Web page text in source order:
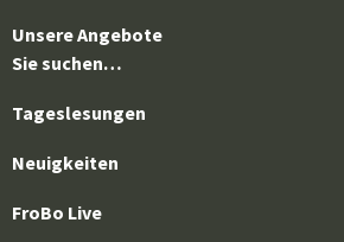
Unsere Angebote
Sie suchen…
Tageslesungen
Neuigkeiten
FroBo Live